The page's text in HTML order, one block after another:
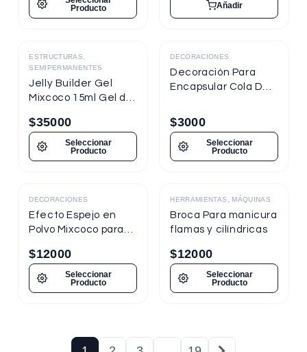
Producto
Añadir
ESTRUCTURAS,
SEMIPERMANENTES
Jelly Builder Gel
Mixcoco 15ml Gel de
$35000
Seleccionar
Producto
DECORACIONES
Decoración Para
Encapsular Cola De
$3000
Seleccionar
Producto
Destacado
DECORACIONES
Efecto Espejo en
Polvo Mixcoco para
$12000
Seleccionar
Producto
HERRAMIENTAS, MÁQUINAS
Broca Para manicura
flamas y cilíndricas
$12000
Seleccionar
Producto